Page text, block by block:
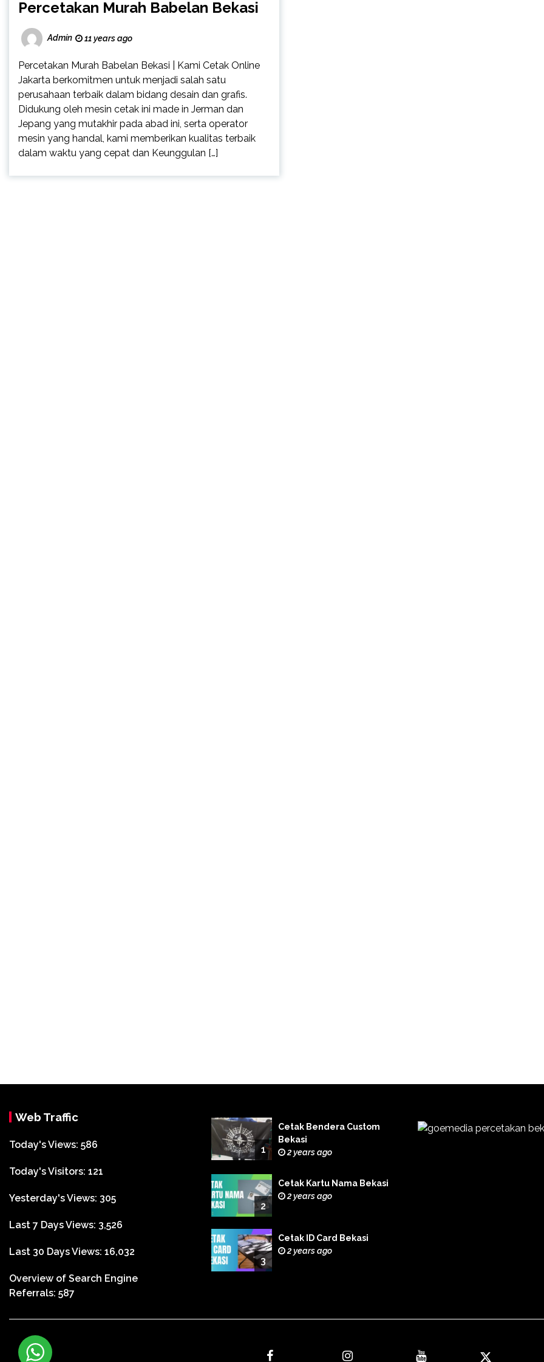
Percetakan Murah Babelan Bekasi
Admin 11 years ago
Percetakan Murah Babelan Bekasi | Kami Cetak Online
Jakarta berkomitmen untuk menjadi salah satu
perusahaan terbaik dalam bidang desain dan grafis.
Didukung oleh mesin cetak ini made in Jerman dan
Jepang yang mutakhir pada abad ini, serta operator
mesin yang handal, kami memberikan kualitas terbaik
dalam waktu yang cepat dan Keunggulan […]
Web Traffic
Today's Views: 586
Today's Visitors: 121
Yesterday's Views: 305
Last 7 Days Views: 3,526
Last 30 Days Views: 16,032
Overview of Search Engine
Referrals: 587
1
Cetak Bendera Custom
Bekasi
2 years ago
2
Cetak Kartu Nama Bekasi
2 years ago
3
Cetak ID Card Bekasi
2 years ago